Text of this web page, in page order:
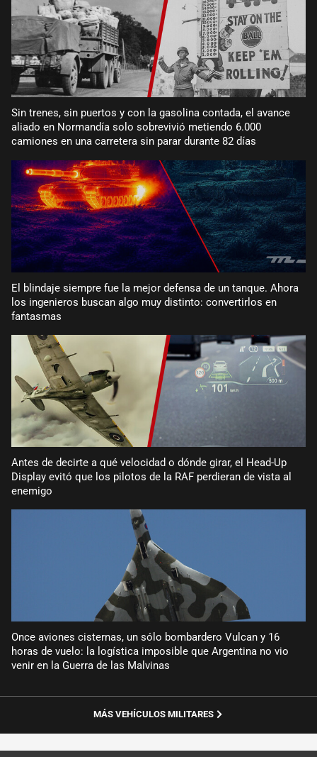
Sin trenes, sin puertos y con la gasolina contada, el avance
aliado en Normandía solo sobrevivió metiendo 6.000
camiones en una carretera sin parar durante 82 días
El blindaje siempre fue la mejor defensa de un tanque. Ahora
los ingenieros buscan algo muy distinto: convertirlos en
fantasmas
Antes de decirte a qué velocidad o dónde girar, el Head-Up
Display evitó que los pilotos de la RAF perdieran de vista al
enemigo
Once aviones cisternas, un sólo bombardero Vulcan y 16
horas de vuelo: la logística imposible que Argentina no vio
venir en la Guerra de las Malvinas
MÁS VEHÍCULOS MILITARES